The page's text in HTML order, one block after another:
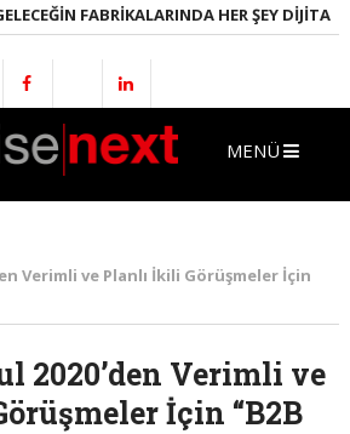
FABRIKALARINDA HER ŞEY DIJITAL
MENÜ
Verimli ve Planlı İkili Görüşmeler İçin
2020’den Verimli ve
İçin “B2B